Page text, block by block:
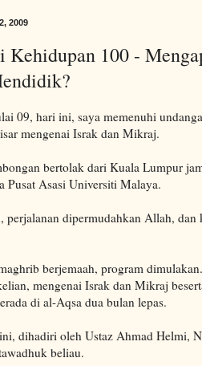
2009
Kehidupan 100 -
09, hari ini, saya memenuhi
mengenai Israk dan Mikraj.
bertolak dari Kuala Lumpur
Pusat Asasi Universiti Malaya.
perjalanan dipermudahkan Allah, dan
berjemaah, program
mengenai Israk dan Mikraj
di al-Aqsa dua bulan lepas.
dihadiri oleh Ustaz Ahmad Helmi,
beliau.